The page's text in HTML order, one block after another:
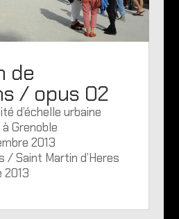
de
/ opus 02
d’échelle urbaine
Grenoble
2013
/ Saint Martin d’Heres
2013